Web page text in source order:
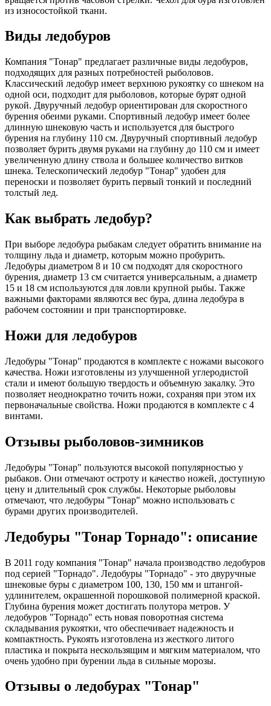
из износостойкой ткани.
Виды ледобуров
Компания "Тонар" предлагает различные виды ледобуров,
подходящих для разных потребностей рыболовов.
Классический ледобур имеет верхнюю рукоятку со шнеком на
одной оси, подходит для рыболовов, которые бурят одной
рукой. Двуручный ледобур ориентирован для скоростного
бурения обеими руками. Спортивный ледобур имеет более
длинную шнековую часть и используется для быстрого
бурения на глубину 110 см. Двуручный спортивный ледобур
позволяет бурить двумя руками на глубину до 110 см и имеет
увеличенную длину ствола и большее количество витков
шнека. Телескопический ледобур "Тонар" удобен для
переноски и позволяет бурить первый тонкий и последний
толстый лед.
Как выбрать ледобур?
При выборе ледобура рыбакам следует обратить внимание на
толщину льда и диаметр, которым можно пробурить.
Ледобуры диаметром 8 и 10 см подходят для скоростного
бурения, диаметр 13 см считается универсальным, а диаметр
15 и 18 см используются для ловли крупной рыбы. Также
важными факторами являются вес бура, длина ледобура в
рабочем состоянии и при транспортировке.
Ножи для ледобуров
Ледобуры "Тонар" продаются в комплекте с ножами высокого
качества. Ножи изготовлены из улучшенной углеродистой
стали и имеют большую твердость и объемную закалку. Это
позволяет неоднократно точить ножи, сохраняя при этом их
первоначальные свойства. Ножи продаются в комплекте с 4
винтами.
Отзывы рыболовов-зимников
Ледобуры "Тонар" пользуются высокой популярностью у
рыбаков. Они отмечают остроту и качество ножей, доступную
цену и длительный срок службы. Некоторые рыболовы
отмечают, что ледобуры "Тонар" можно использовать с
бурами других производителей.
Ледобуры "Тонар Торнадо": описание
В 2011 году компания "Тонар" начала производство ледобуров
под серией "Торнадо". Ледобуры "Торнадо" - это двуручные
шнековые буры с диаметром 100, 130, 150 мм и штангой-
удлинителем, окрашенной порошковой полимерной краской.
Глубина бурения может достигать полутора метров. У
ледобуров "Торнадо" есть новая поворотная система
складывания рукоятки, что обеспечивает надежность и
компактность. Рукоять изготовлена из жесткого литого
пластика и покрыта нескользящим и мягким материалом, что
очень удобно при бурении льда в сильные морозы.
Отзывы о ледобурах "Тонар"